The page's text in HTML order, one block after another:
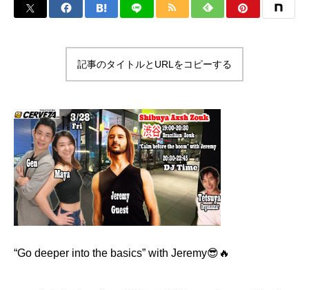
記事のタイトルとURLをコピーする
“Go deeper into the basics” with Jeremy😎🔥